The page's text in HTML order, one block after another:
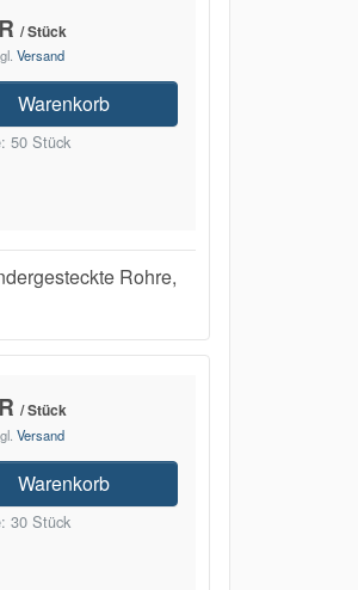
/ Stück
Versand
Warenkorb
50 Stück
Rohre,
/ Stück
Versand
Warenkorb
30 Stück